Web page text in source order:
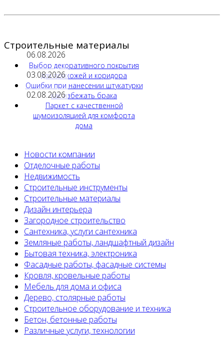
Строительные материалы
06.08.2026
Выбор декоративного покрытия
для прихожей и коридора
03.08.2026
Ошибки при нанесении штукатурки
как избежать брака
02.08.2026
Паркет с качественной
шумоизоляцией для комфорта
дома
Новости компании
Отделочные работы
Недвижимость
Строительные инструменты
Строительные материалы
Дизайн интерьера
Загородное строительство
Сантехника, услуги сантехника
Земляные работы, ландшафтный дизайн
Бытовая техника, электроника
Фасадные работы, фасадные системы
Кровля, кровельные работы
Мебель для дома и офиса
Дерево, столярные работы
Строительное оборудование и техника
Бетон, бетонные работы
Различные услуги, технологии